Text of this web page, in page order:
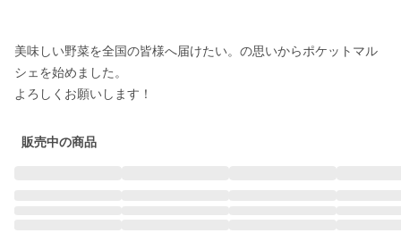
美味しい野菜を全国の皆様へ届けたい。の思いからポケットマル
シェを始めました。
よろしくお願いします！
販売中の商品